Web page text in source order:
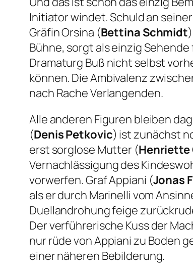
Initiator windet. Schuld an
Gräfin Orsina (Bettina Schmidt
Bühne, sorgt als einzig
Dramaturg Buß nicht selbst
können. Die Ambivalenz
nach Rache Verlangenden.
Alle anderen Figuren bleiben
(Denis Petkovic) ist zunächst
erst sorglose Mutter (Henriette
Vernachlässigung des
vorwerfen. Graf Appiani (Jonas
als er durch Marinelli vom
Duellandrohung feige
Der verführerische Kuss der
nur rüde von Appiani zu Boden
einer näheren Bebilderung.